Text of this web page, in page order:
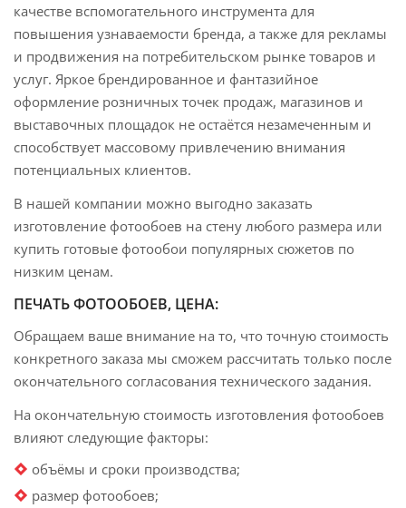
качестве вспомогательного инструмента для
повышения узнаваемости бренда, а также для рекламы
и продвижения на потребительском рынке товаров и
услуг. Яркое брендированное и фантазийное
оформление розничных точек продаж, магазинов и
выставочных площадок не остаётся незамеченным и
способствует массовому привлечению внимания
потенциальных клиентов.
В нашей компании можно выгодно заказать
изготовление фотообоев на стену любого размера или
купить готовые фотообои популярных сюжетов по
низким ценам.
ПЕЧАТЬ ФОТООБОЕВ, ЦЕНА:
Обращаем ваше внимание на то, что точную стоимость
конкретного заказа мы сможем рассчитать только после
окончательного согласования технического задания.
На окончательную стоимость изготовления фотообоев
влияют следующие факторы:
объёмы и сроки производства;
размер фотообоев;